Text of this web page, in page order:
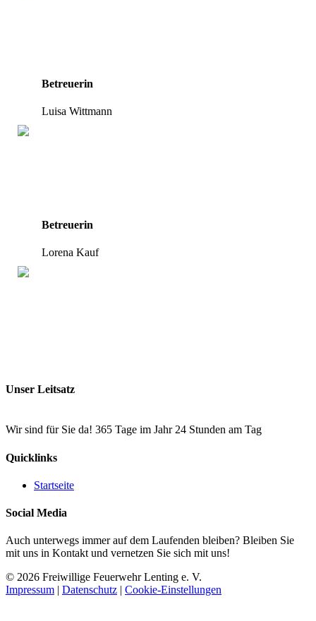
Betreuerin
Luisa Wittmann
Betreuerin
Lorena Kauf
Unser Leitsatz
Wir sind für Sie da! 365 Tage im Jahr 24 Stunden am Tag
Quicklinks
Startseite
Social Media
Auch unterwegs immer auf dem Laufenden bleiben? Bleiben Sie
mit uns in Kontakt und vernetzen Sie sich mit uns!
© 2026 Freiwillige Feuerwehr Lenting e. V.
Impressum
Datenschutz Cookie-Einstellungen